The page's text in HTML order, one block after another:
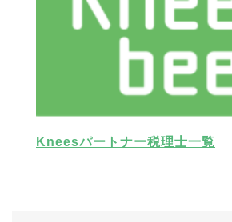
Kneesパートナー税理士一覧